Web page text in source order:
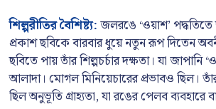
শিল্পরীতির বৈশিষ্ট্য:জলরঙে ‘ওয়াশ’
প্রকাশ ছবিকে বারবার ধুয়ে নতুন রূপ দিতেন
ছবিতে পায় তাঁর শিল্পচর্চার দক্ষতা। যা জাপানি
আলাদা। মোগল মিনিয়েচারের প্রভাবও ছিল।
ছিল অনুভূতি গ্রাহ্যতা, যা রঙের পেলব ব্যবহারে